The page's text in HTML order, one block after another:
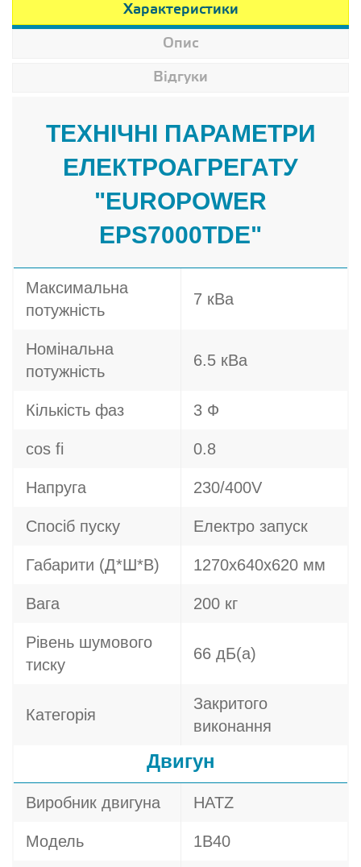
Характеристики
Опис
Відгуки
ТЕХНІЧНІ ПАРАМЕТРИ
ЕЛЕКТРОАГРЕГАТУ
"EUROPOWER
EPS7000TDE"
Максимальна
потужність
7 кВа
Номінальна
потужність
6.5 кВа
Кількість фаз 3 Ф
cos fi 0.8
Напруга 230/400V
Спосіб пуску Електро запуск
Габарити (Д*Ш*В) 1270х640х620 мм
Вага 200 кг
Рівень шумового
тиску
66 дБ(а)
Категорія
Закритого
виконання
Двигун
Виробник двигуна HATZ
Модель 1B40